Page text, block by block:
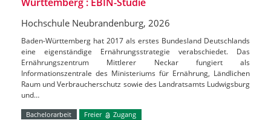
Hochschule Neubrandenburg, 2026
Baden-Württemberg hat 2017 als erstes Bundesland Deutschlands
eine eigenständige Ernährungsstrategie verabschiedet. Das
Ernährungszentrum Mittlerer Neckar fungiert als
Informationszentrale des Ministeriums für Ernährung, Ländlichen
Raum und Verbraucherschutz sowie des Landratsamts Ludwigsburg
und…
Bachelorarbeit Freier Zugang